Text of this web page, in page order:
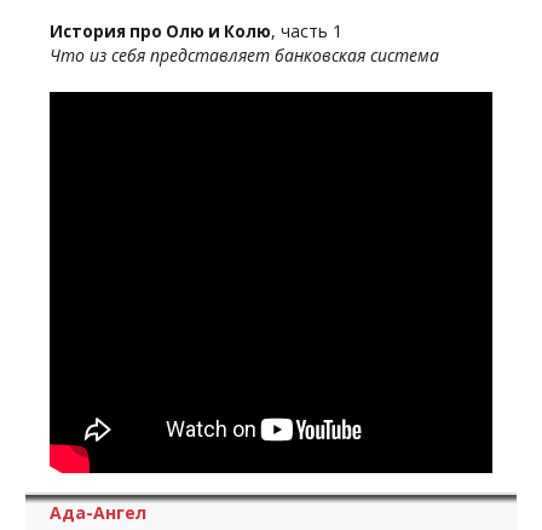
История про Олю и Колю, часть 1
Что из себя представляет банковская система
Ада-Ангел